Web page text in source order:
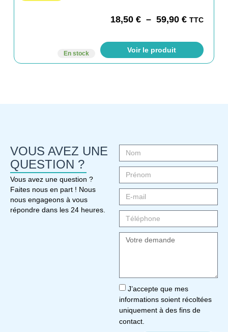
En stock
18,50€ – 59,90€ TTC
Voir le produit
VOUS AVEZ UNE
QUESTION ?
Vous avez une question ?
Faites nous en part ! Nous
nous engageons à vous
répondre dans les 24 heures.
J’accepte que mes
informations soient récoltées
uniquement à des fins de
contact.